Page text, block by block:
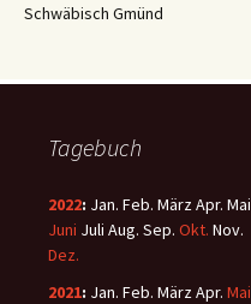
Schwäbisch Gmünd
Tagebuch
2022: Jan. Feb. MärzApr. Mai
Juni Juli Aug. Sep. Okt. Nov.
Dez.
2021: Jan. Feb. MärzApr. Mai